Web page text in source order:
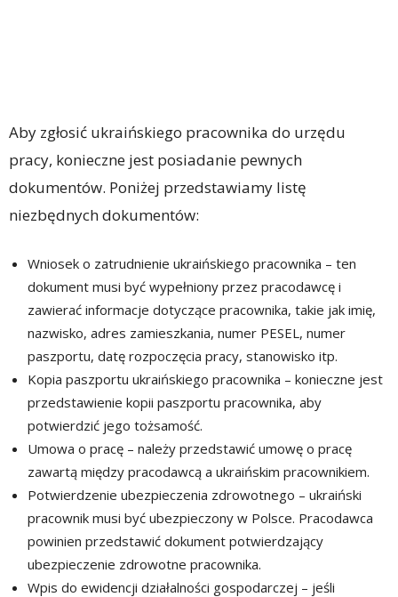
Aby zgłosić ukraińskiego pracownika do urzędu
pracy, konieczne jest posiadanie pewnych
dokumentów. Poniżej przedstawiamy listę
niezbędnych dokumentów:
Wniosek o zatrudnienie ukraińskiego pracownika – ten
dokument musi być wypełniony przez pracodawcę i
zawierać informacje dotyczące pracownika, takie jak imię,
nazwisko, adres zamieszkania, numer PESEL, numer
paszportu, datę rozpoczęcia pracy, stanowisko itp.
Kopia paszportu ukraińskiego pracownika – konieczne jest
przedstawienie kopii paszportu pracownika, aby
potwierdzić jego tożsamość.
Umowa o pracę – należy przedstawić umowę o pracę
zawartą między pracodawcą a ukraińskim pracownikiem.
Potwierdzenie ubezpieczenia zdrowotnego – ukraiński
pracownik musi być ubezpieczony w Polsce. Pracodawca
powinien przedstawić dokument potwierdzający
ubezpieczenie zdrowotne pracownika.
Wpis do ewidencji działalności gospodarczej – jeśli